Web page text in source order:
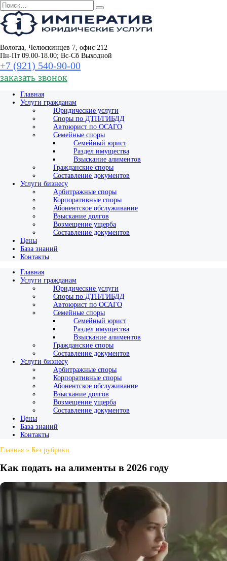
Перейти
к
содержанию
Search
for:
Вологда, Челюскинцев 7, офис 212
Пн-Пт 09.00-18.00; Вс-Сб Выходной
+7 (921) 540‑90‑00
заказать звонок
Главная
Услуги гражданам
Юридические услуги
Споры по ДТП/ГИБДД
Автоюрист по ОСАГО
Семейные споры
Семейный юрист
Раздел имущества
Взыскание алиментов
Гражданские споры
Составление документов
Услуги бизнесу
Арбитражные споры
Корпоративные споры
Абонентское обслуживание
Взыскание долгов
Возмещение ущерба
Составление документов
Цены
База знаний
Контакты
Главная
Услуги гражданам
Юридические услуги
Споры по ДТП/ГИБДД
Автоюрист по ОСАГО
Семейные споры
Семейный юрист
Раздел имущества
Взыскание алиментов
Гражданские споры
Составление документов
Услуги бизнесу
Арбитражные споры
Корпоративные споры
Абонентское обслуживание
Взыскание долгов
Возмещение ущерба
Составление документов
Цены
База знаний
Контакты
Главная » Без рубрики
Как подать на алименты в 2026 году